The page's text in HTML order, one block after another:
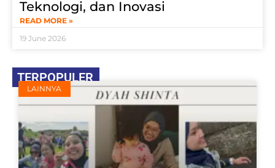
Teknologi, dan Inovasi
READ MORE »
19 June 2026
TERPOPULER
LAINNYA